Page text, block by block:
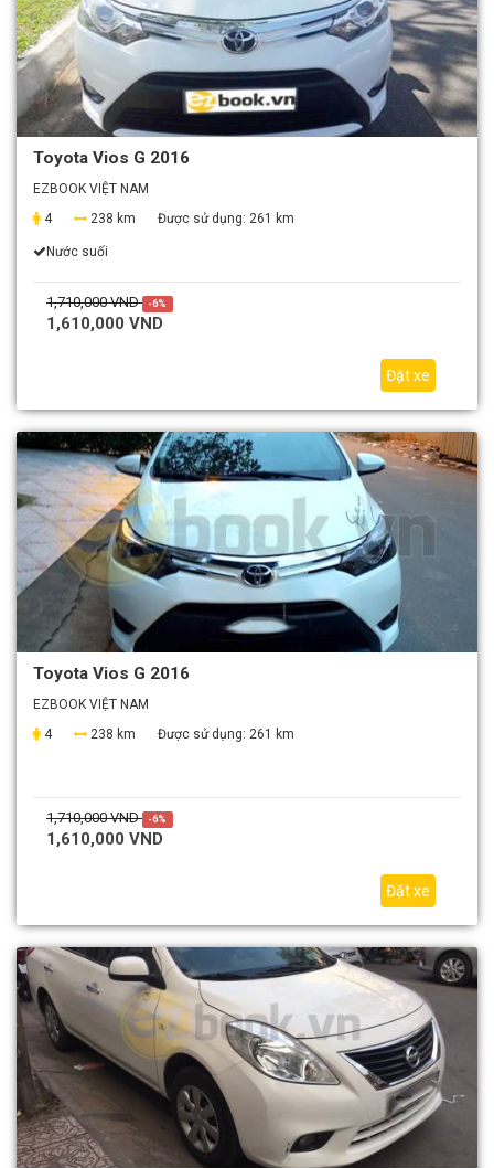
Toyota Vios G 2016
EZBOOK VIỆT NAM
4
238 km Được sử dụng: 261 km
Nước suối
1,710,000 VND -6%
1,610,000 VND
Đặt xe
Toyota Vios G 2016
EZBOOK VIỆT NAM
4
238 km Được sử dụng: 261 km
1,710,000 VND -6%
1,610,000 VND
Đặt xe